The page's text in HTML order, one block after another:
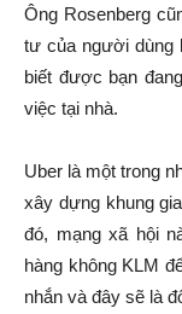
Ông Rosenberg
tư của người dùng
biết được bạn
việc tại nhà.
Uber là một trong
xây dựng khung
đó, mạng xã hội
hàng không KLM
nhắn và đây sẽ là